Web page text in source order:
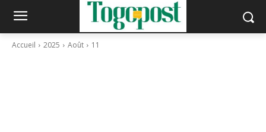
Accueil 2025 Août 11